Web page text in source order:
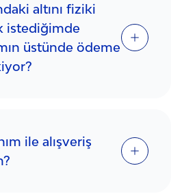
altını fiziki
istediğimde
üstünde ödeme
ile alışveriş